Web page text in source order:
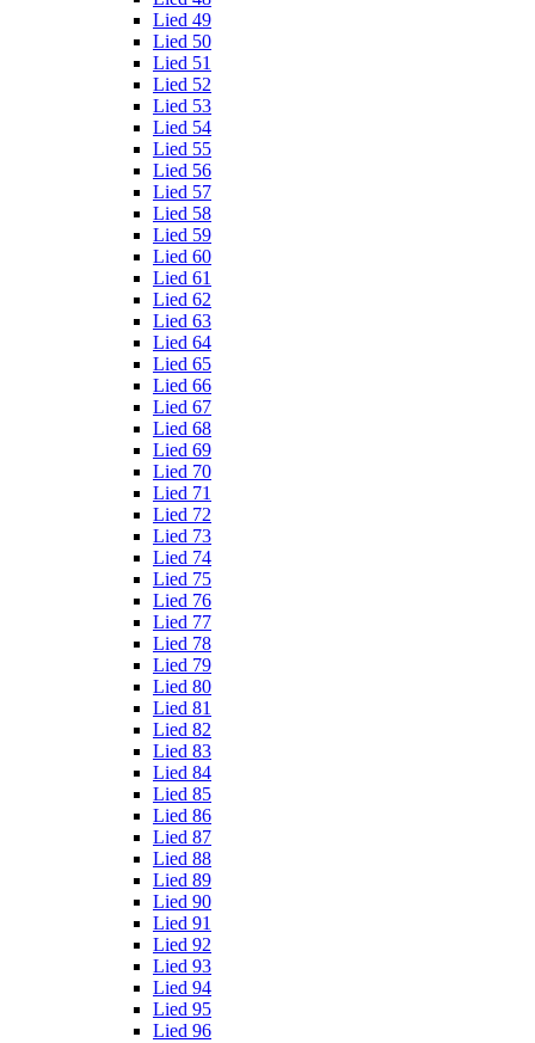
Lied 49
Lied 50
Lied 51
Lied 52
Lied 53
Lied 54
Lied 55
Lied 56
Lied 57
Lied 58
Lied 59
Lied 60
Lied 61
Lied 62
Lied 63
Lied 64
Lied 65
Lied 66
Lied 67
Lied 68
Lied 69
Lied 70
Lied 71
Lied 72
Lied 73
Lied 74
Lied 75
Lied 76
Lied 77
Lied 78
Lied 79
Lied 80
Lied 81
Lied 82
Lied 83
Lied 84
Lied 85
Lied 86
Lied 87
Lied 88
Lied 89
Lied 90
Lied 91
Lied 92
Lied 93
Lied 94
Lied 95
Lied 96